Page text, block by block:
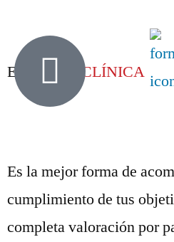
Evaluación CLÍNICA
Es la mejor forma de
cumplimiento de tus
completa valoración por